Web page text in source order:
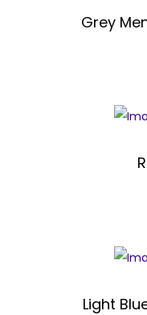
Grey
Light